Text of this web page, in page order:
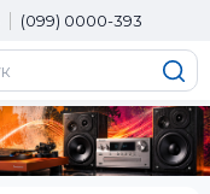
(099) 0000-393